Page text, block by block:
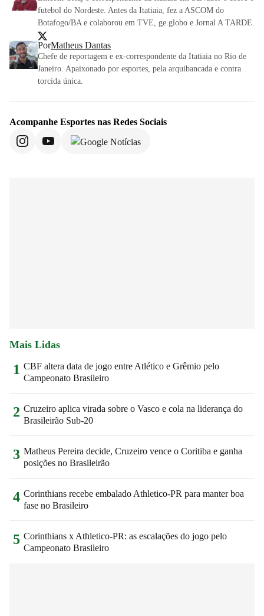
futebol do Nordeste. Antes da Itatiaia, fez a ASCOM do
Botafogo/BA e colaborou em TVE, ge.globo e Jornal A TARDE.
PorMatheus Dantas
Chefe de reportagem e ex-correspondente da Itatiaia no Rio de
Janeiro. Apaixonado por esportes, pela arquibancada e contra
torcida única.
Acompanhe Esportes nas Redes Sociais
Mais Lidas
1 CBF altera data de jogo entre Atlético e Grêmio pelo
Campeonato Brasileiro
2 Cruzeiro aplica virada sobre o Vasco e cola na liderança do
Brasileirão Sub-20
3 Matheus Pereira decide, Cruzeiro vence o Coritiba e ganha
posições no Brasileirão
4 Corinthians recebe embalado Athletico-PR para manter boa
fase no Brasileiro
5 Corinthians x Athletico-PR: as escalações do jogo pelo
Campeonato Brasileiro